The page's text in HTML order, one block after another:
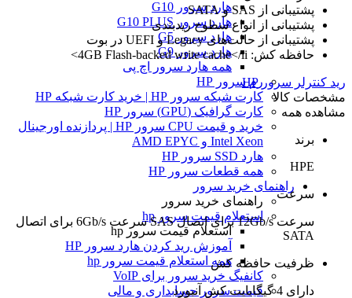
هارد سرور G10
هارد سرور G10 PLUS
هارد سرور G5
هارد سرور G9
همه هارد سرور اچ پی
رم سرور HP
کارت شبکه سرور HP | خرید کارت شبکه HP
کارت گرافیک (GPU) سرور HP
خرید و قیمت CPU سرور HP | پردازنده اورجینال
Intel Xeon و AMD EPYC
هارد SSD سرور HP
همه قطعات سرور HP
راهنمای خرید سرور
راهنمای خرید سرور
استعلام قیمت سرور hp
استعلام قیمت سرور hp
آموزش ريد كردن هارد سرور HP
همه استعلام قیمت سرور hp
کانفیگ خرید سرور برای VoIP
قیمت سرور حسابداری و مالی
پشتیبانی از SAS و SATA
پشتیبانی از انواع سطوح ریدبندی
پشتیبانی از حالت‌های Legacy و UEFI در بوت
حافظه کش: 4GB Flash-backed write cache</li>
رید کنترلر سرور HP
مشخصات کالا
مشاهده همه
برند
HPE
سرعت
سرعت 12Gb/s برای اتصال SAS سرعت 6Gb/s برای اتصال
SATA
ظرفیت حافظه کش
دارای 4 گیگابایت کش آنبورد